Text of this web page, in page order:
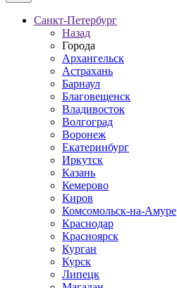
Санкт-Петербург
Назад
Города
Архангельск
Астрахань
Барнаул
Благовещенск
Владивосток
Волгоград
Воронеж
Екатеринбург
Иркутск
Казань
Кемерово
Киров
Комсомольск-на-Амуре
Краснодар
Красноярск
Курган
Курск
Липецк